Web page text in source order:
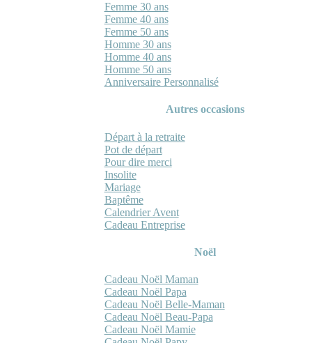
Femme 30 ans
Femme 40 ans
Femme 50 ans
Homme 30 ans
Homme 40 ans
Homme 50 ans
Anniversaire Personnalisé
Autres occasions
Départ à la retraite
Pot de départ
Pour dire merci
Insolite
Mariage
Baptême
Calendrier Avent
Cadeau Entreprise
Noël
Cadeau Noël Maman
Cadeau Noël Papa
Cadeau Noël Belle-Maman
Cadeau Noël Beau-Papa
Cadeau Noël Mamie